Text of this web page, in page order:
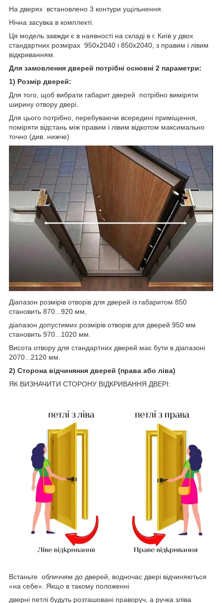
На дверях встановлено 3 контури ущільнення.
Нічна засувка в комплекті.
Ця модель завжди є в наявності на складі в г. Київ у двох
стандартних розмірах 950х2040 і 850х2040, з правим і лівим
відкриванням.
Для замовлення дверей потрібні основні 2 параметри:
1) Розмір дверей:
Для того, щоб вибрати габарит дверей потрібно виміряти
ширину отвору двері.
Для цього потрібно, перебуваючи всередині приміщення,
поміряти відстань між правим і лівим відкотом максимально
точно (див. нижче)
Діапазон розмірів отворів для дверей із габаритом 850
становить 870...920 мм,
діапазон допустимих розмірів отворів для дверей 950 мм
становить 970...1020 мм.
Висота отвору для стандартних дверей має бути в діапазоні
2070...2120 мм.
2) Сторона відчиняння дверей (права або ліва)
ЯК ВИЗНАЧИТИ СТОРОНУ ВІДКРИВАННЯ ДВЕРІ:
Встаньте обличчям до дверей, водночас двері відчиняються
«на себе». Якщо в такому положенні
дверні петлі будуть розташовані праворуч, а ручка зліва